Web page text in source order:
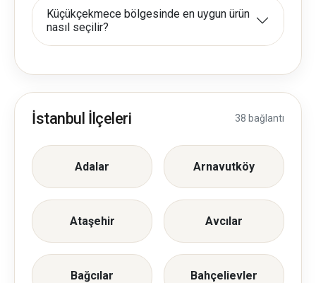
Küçükçekmece bölgesinde en uygun ürün
nasıl seçilir?
İstanbul İlçeleri 38 bağlantı
Adalar Arnavutköy
Ataşehir Avcılar
Bağcılar Bahçelievler